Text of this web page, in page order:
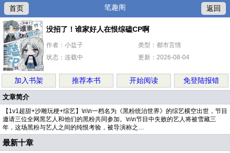
首页 笔趣阁 返回
没招了！谁家好人在恨综磕CP啊
作者：小盐子
类型：都市言情
状态：连载中
更新：2026-08-04
加入书架 推荐本书 开始阅读 免登陆报错
文章简介
【1v1超甜+沙雕玩梗+综艺】\n\n一档名为《黑粉统治世界》的综艺横空出世，节目
邀请三位全网黑艺人和他们的黑粉共同参加。\n\n节目中失败的艺人将被雪藏三
年，这场黑粉与艺人之间的纯恨考验，被导演称之…
最新十章